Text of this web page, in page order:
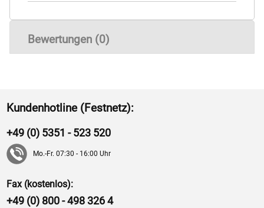
Bewertungen (0)
Kundenhotline (Festnetz):
+49 (0) 5351 - 523 520
Mo.-Fr. 07:30 - 16:00 Uhr
Fax (kostenlos):
+49 (0) 800 - 498 326 4